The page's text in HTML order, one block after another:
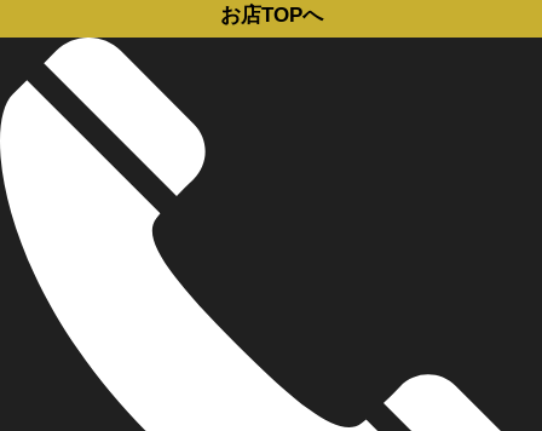
お店TOPへ